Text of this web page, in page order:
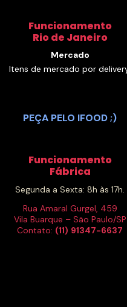
Funcionamento
Rio de Janeiro
Mercado
Itens de mercado por
PEÇA PELO IFOOD ;)
Funcionamento
Fábrica
Segunda a Sexta: 8h às 17h.
Rua Amaral Gurgel, 459
Vila Buarque – São Paulo/SP
Contato: (11) 91347-6637